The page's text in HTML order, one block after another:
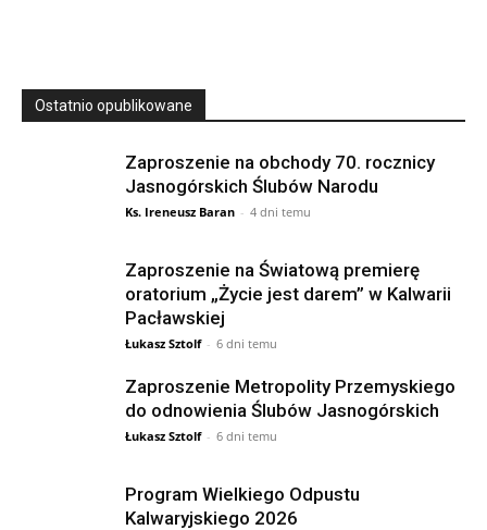
Ostatnio opublikowane
Zaproszenie na obchody 70. rocznicy
Jasnogórskich Ślubów Narodu
Ks. Ireneusz Baran - 4 dni temu
Zaproszenie na Światową premierę
oratorium „Życie jest darem” w Kalwarii
Pacławskiej
Łukasz Sztolf - 6 dni temu
Zaproszenie Metropolity Przemyskiego
do odnowienia Ślubów Jasnogórskich
Łukasz Sztolf - 6 dni temu
Program Wielkiego Odpustu
Kalwaryjskiego 2026